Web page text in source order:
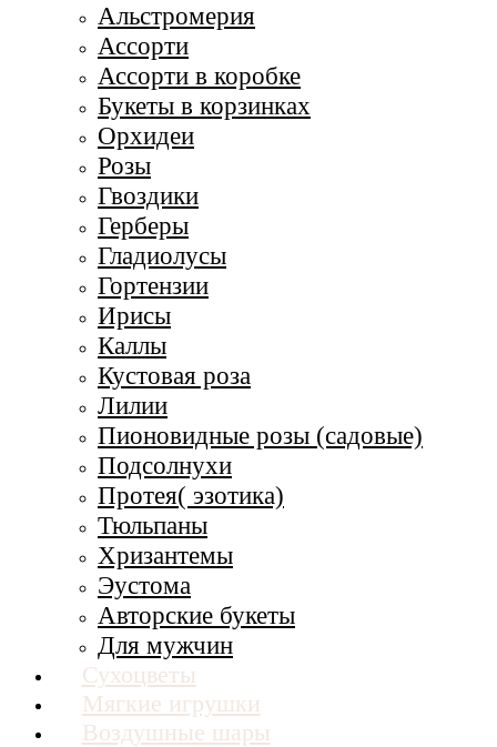
Альстромерия
Ассорти
Ассорти в коробке
Букеты в корзинках
Орхидеи
Розы
Гвоздики
Герберы
Гладиолусы
Гортензии
Ирисы
Каллы
Кустовая роза
Лилии
Пионовидные розы (садовые)
Подсолнухи
Протея( эзотика)
Тюльпаны
Хризантемы
Эустома
Авторские букеты
Для мужчин
Сухоцветы
Мягкие игрушки
Воздушные шары